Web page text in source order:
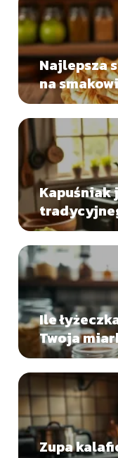
Najlepsza
na
Kapuśniak
Ile
Twoja
Zupa